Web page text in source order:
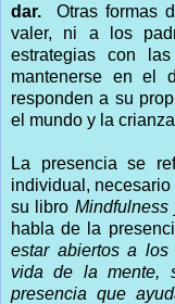
dar. Otras formas
valer, ni a los
estrategias con
mantenerse en el
responden a su
el mundo y la
La presencia se
individual,
su libro Mindfulness
habla de la
estar abiertos a
vida de la mente,
presencia que